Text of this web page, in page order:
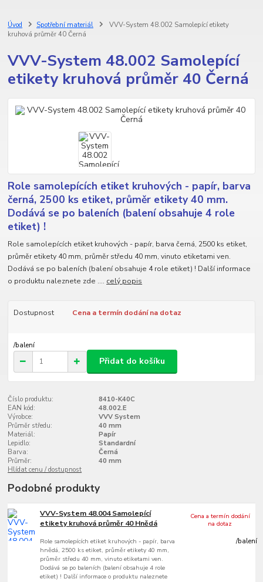
Úvod Spotřební materiál
VVV-System 48.002 Samolepící etikety
kruhová průměr 40 Černá
VVV-System 48.002 Samolepící
etikety kruhová průměr 40 Černá
Role samolepících etiket kruhových - papír, barva
černá, 2500 ks etiket, průměr etikety 40 mm.
Dodává se po baleních (balení obsahuje 4 role
etiket) !
Role samolepících etiket kruhových - papír, barva černá, 2500 ks etiket,
průměr etikety 40 mm, průměr středu 40 mm, vinuto etiketami ven.
Dodává se po baleních (balení obsahuje 4 role etiket) ! Další informace
o produktu naleznete zde .... celý popis
Dostupnost Cena a termín dodání na dotaz
/balení
Přidat do košíku
Číslo produktu:
8410-K40C
EAN kód:
48.002.E
Výrobce:
VVV System
Průměr středu:
40 mm
Materiál:
Papír
Lepidlo:
Standardní
Barva:
Černá
Průměr:
40 mm
Hlídat cenu / dostupnost
Podobné produkty
VVV-System 48.004 Samolepící
etikety kruhová průměr 40 Hnědá
Role samolepících etiket kruhových - papír, barva
hnědá, 2500 ks etiket, průměr etikety 40 mm,
průměr středu 40 mm, vinuto etiketami ven.
Dodává se po baleních (balení obsahuje 4 role
etiket) ! Další informace o produktu naleznete
/balení
Cena a termín dodání
na dotaz